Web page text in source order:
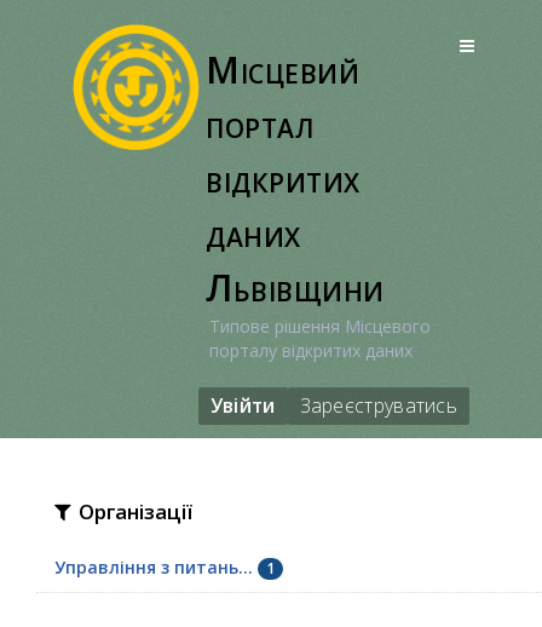
Місцевий
портал
відкритих
даних
Львівщини
Типове рішення Місцевого
порталу відкритих даних
Увійти Зареєструватись
Організації
Управління з питань... 1